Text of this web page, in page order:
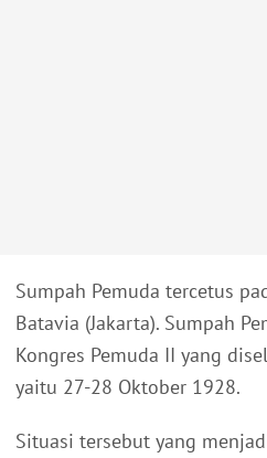
Sumpah Pemuda tercetus
Batavia (Jakarta). Sumpah
Kongres Pemuda II yang
yaitu 27-28 Oktober 1928.
Situasi tersebut yang